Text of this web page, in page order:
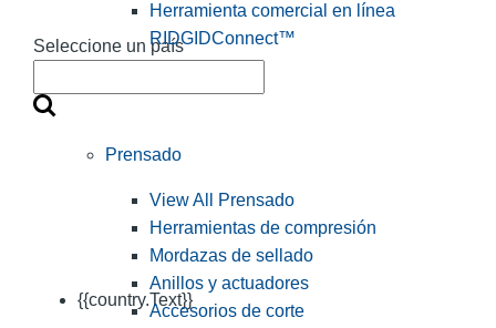
Seleccione un país
{{country.Text}}
Herramienta comercial en línea
RIDGIDConnect™
Prensado
View All Prensado
Herramientas de compresión
Mordazas de sellado
Anillos y actuadores
Accesorios de corte